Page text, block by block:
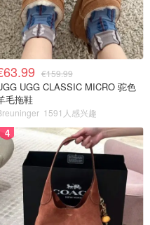
€159.99
UGG CLASSIC MICRO 驼色
毛拖鞋
1591人感兴趣
4